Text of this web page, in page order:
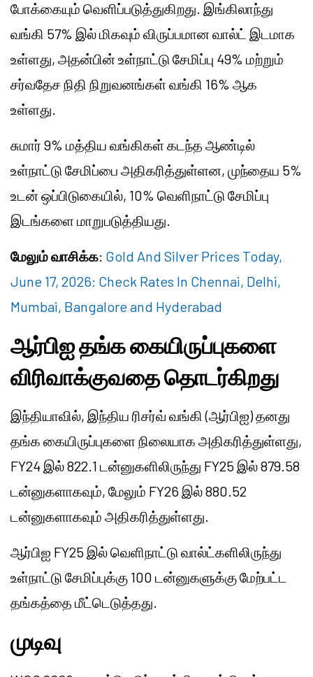
போக்கையும் வெளிப்படுத்துகிறது. இங்கிலாந்து
வங்கி 57% இல் மிகவும் விருப்பமான வால்ட் இடமாக
உள்ளது, அதன்பின் உள்நாட்டு சேமிப்பு 49% மற்றும்
சர்வதேச நிதி நிறுவனங்கள் வங்கி 16% ஆக
உள்ளது.
சுமார் 9% மத்திய வங்கிகள் கடந்த ஆண்டில்
உள்நாட்டு சேமிப்பை அதிகரித்துள்ளன, முந்தைய 5%
உடன் ஒப்பிடுகையில், 10% வெளிநாட்டு சேமிப்பு
இடங்களை மாறுபடுத்தியது.
மேலும் வாசிக்க: Gold And Silver Prices Today,
June 17, 2026: Check Rates In Chennai, Delhi,
Mumbai, Bangalore and Hyderabad
ஆர்பிஐ தங்க கையிருப்புகளை
விரிவாக்குவதை தொடர்கிறது
இந்தியாவில், இந்திய ரிசர்வ் வங்கி (ஆர்பிஐ) தனது
தங்க கையிருப்புகளை நிலையாக அதிகரித்துள்ளது,
FY24 இல் 822.1 டன்னுகளிலிருந்து FY25 இல் 879.58
டன்னுகளாகவும், மேலும் FY26 இல் 880.52
டன்னுகளாகவும் அதிகரித்துள்ளது.
ஆர்பிஐ FY25 இல் வெளிநாட்டு வால்ட்களிலிருந்து
உள்நாட்டு சேமிப்புக்கு 100 டன்னுகளுக்கு மேற்பட்ட
தங்கத்தை மீட்டெடுத்தது.
முடிவு